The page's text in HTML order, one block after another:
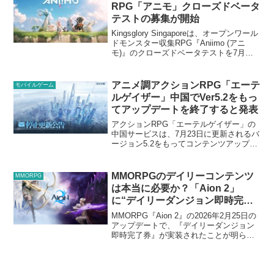
RPG「アニモ」クローズドベータ
テストの募集が開始
Kingsglory Singaporeは、オープンワール
ドモンスター収集RPG『Aniimo (アニ
モ)』のクローズドベータテストを7月に
ットフォームはPCとモバイル...
モバイルゲーム
アニメ調アクションRPG「エーテ
ルゲイザー」中国でVer5.2をもっ
てアップデートを終了すると発表
アクションRPG「エーテルゲイザー」の
中国サービスは、7月23日に更新されるバ
ージョン5.2をもってコンテンツアップデ
日でクライアントの配布を終了するとい
う。中...
MMORPG
MMORPGのデイリーコンテンツ
は本当に必要か？「Aion 2」
に“デイリーダンジョン即時完了
券”が実装！
MMORPG『Aion 2』の2026年2月25日の
アップデートで、『デイリーダンジョン
即時完了券』が実装されたことが明らか